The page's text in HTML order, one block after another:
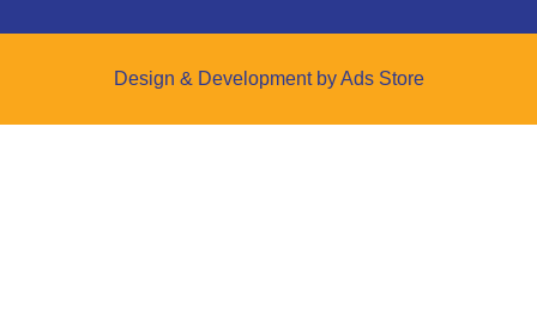
Design & Development by Ads Store